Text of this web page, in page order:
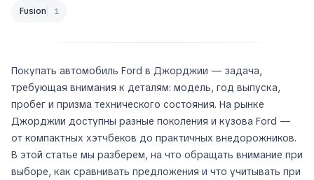
Fusion 1
Покупать автомобиль Ford в Джорджии — задача,
требующая внимания к деталям: модель, год выпуска,
пробег и призма технического состояния. На рынке
Джорджии доступны разные поколения и кузова Ford —
от компактных хэтчбеков до практичных внедорожников.
В этой статье мы разберем, на что обращать внимание при
выборе, как сравнивать предложения и что учитывать при